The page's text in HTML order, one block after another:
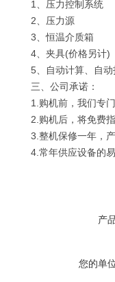
1、压力控制系统
2、压力源
3、恒温介质箱
4、夹具(价格另计)
5、自动计算、自
三、 公司承诺：
1.购机前，我们专
2.购机后，将免费
3.整机保修一年，
4.常年供应设备的
产
您的单